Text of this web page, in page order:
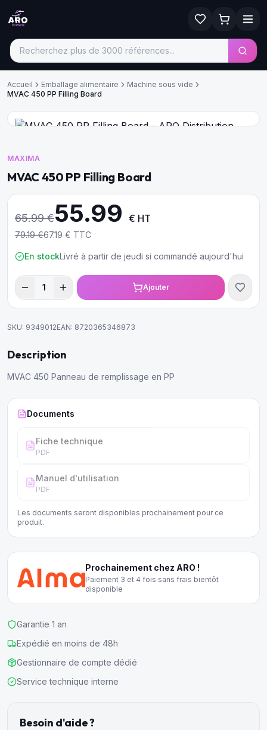
Accueil Emballage alimentaire
Machine sous vide
MVAC 450 PP Filling Board
MAXIMA
MVAC 450 PP Filling Board
65.99€55.99 € HT
79.19€67.19 € TTC
En stockLivré à partir de jeudi si commandé aujourd'hui
1 Ajouter
SKU: 9349012EAN: 8720365346873
Description
MVAC 450 Panneau de remplissage en PP
Documents
Fiche technique
PDF
Manuel d'utilisation
PDF
Les documents seront disponibles prochainement pour ce
produit.
Prochainement chez ARO !
Paiement 3 et 4 fois sans frais bientôt
disponible
Garantie 1 an
Expédié en moins de 48h
Gestionnaire de compte dédié
Service technique interne
Besoin d'aide ?